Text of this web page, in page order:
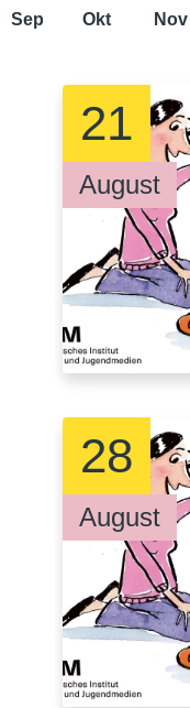
Sep Okt Nov
21
August
28
August